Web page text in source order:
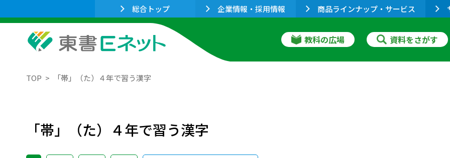
総合トップ 企業情報・採用情報 商品ラインナップ・サービス
教科の広場 資料をさがす
TOP 「帯」（た）４年で習う漢字
「帯」（た）４年で習う漢字